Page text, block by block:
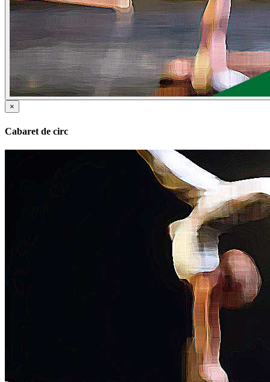
×
Cabaret de circ